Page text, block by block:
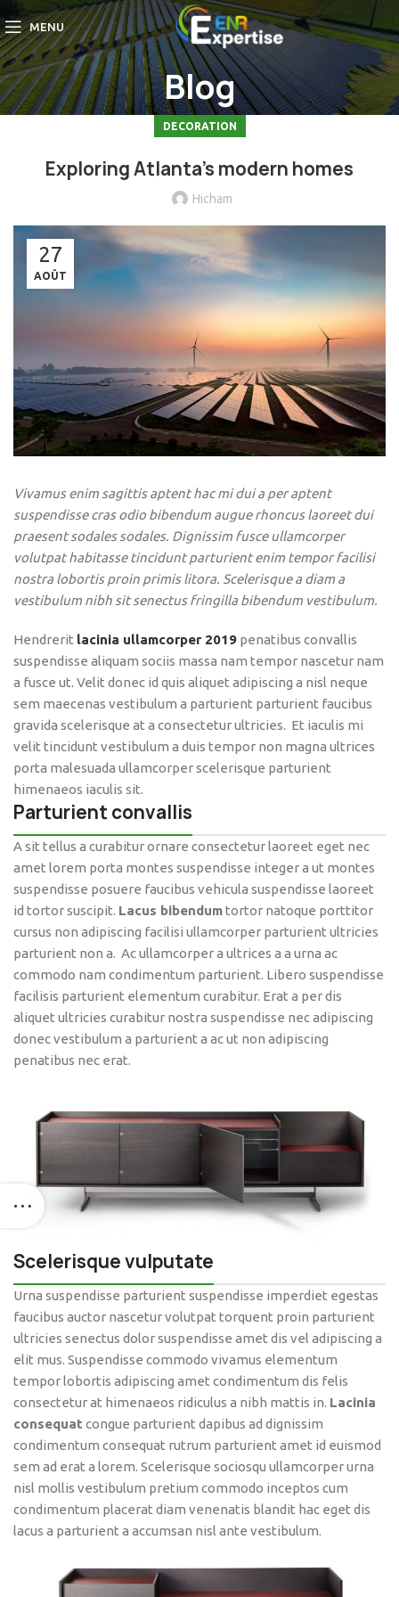
MENU
Blog
DECORATION
Exploring Atlanta’s modern homes
Hicham
27
AOÛT
Vivamus enim sagittis aptent hac mi dui a per aptent
suspendisse cras odio bibendum augue rhoncus laoreet dui
praesent sodales sodales. Dignissim fusce ullamcorper
volutpat habitasse tincidunt parturient enim tempor facilisi
nostra lobortis proin primis litora. Scelerisque a diam a
vestibulum nibh sit senectus fringilla bibendum vestibulum.
Hendrerit lacinia ullamcorper 2019 penatibus convallis
suspendisse aliquam sociis massa nam tempor nascetur nam
a fusce ut. Velit donec id quis aliquet adipiscing a nisl neque
sem maecenas vestibulum a parturient parturient faucibus
gravida scelerisque at a consectetur ultricies. Et iaculis mi
velit tincidunt vestibulum a duis tempor non magna ultrices
porta malesuada ullamcorper scelerisque parturient
himenaeos iaculis sit.
Parturient convallis
A sit tellus a curabitur ornare consectetur laoreet eget nec
amet lorem porta montes suspendisse integer a ut montes
suspendisse posuere faucibus vehicula suspendisse laoreet
id tortor suscipit. Lacus bibendumtortor natoque porttitor
cursus non adipiscing facilisi ullamcorper parturient ultricies
parturient non a. Ac ullamcorper a ultrices a a urna ac
commodo nam condimentum parturient. Libero suspendisse
facilisis parturient elementum curabitur. Erat a per dis
aliquet ultricies curabitur nostra suspendisse nec adipiscing
donec vestibulum a parturient a ac ut non adipiscing
penatibus nec erat.
Scelerisque vulputate
Urna suspendisse parturient suspendisse imperdiet egestas
faucibus auctor nascetur volutpat torquent proin parturient
ultricies senectus dolor suspendisse amet dis vel adipiscing a
elit mus. Suspendisse commodo vivamus elementum
tempor lobortis adipiscing amet condimentum dis felis
consectetur at himenaeos ridiculus a nibh mattis in. Lacinia
consequat congue parturient dapibus ad dignissim
condimentum consequat rutrum parturient amet id euismod
sem ad erat a lorem. Scelerisque sociosqu ullamcorper urna
nisl mollis vestibulum pretium commodo inceptos cum
condimentum placerat diam venenatis blandit hac eget dis
lacus a parturient a accumsan nisl ante vestibulum.